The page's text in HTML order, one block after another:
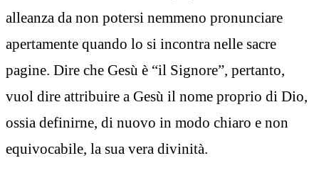
alleanza da non potersi nemmeno pronunciare
apertamente quando lo si incontra nelle sacre
pagine. Dire che Gesù è “il Signore”, pertanto,
vuol dire attribuire a Gesù il nome proprio di Dio,
ossia definirne, di nuovo in modo chiaro e non
equivocabile, la sua vera divinità.